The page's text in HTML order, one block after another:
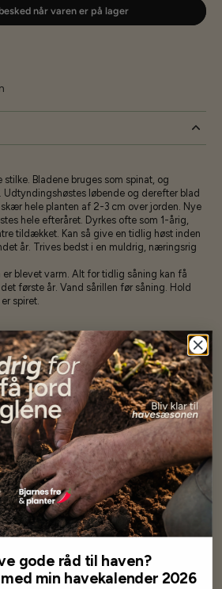
når varen er på lager
stilke. Bladene bruges som spinat, og
Udtyndingshøstes løbende og derefter blad
hele planten af 2-3 cm over jorden. Nye
hele efteråret. Dyrkes ofte som 1-årig,
tildækket. Kan så give en tidlig høst inden
år. Trives bedst i en muldrig, næringsrig
er blevet varm. Alt for tidlig såning kan få
første år. Vand sårillen før såning. Hold
spiret.
kundersiger...
gode råd til haven?
min havekalender 2026